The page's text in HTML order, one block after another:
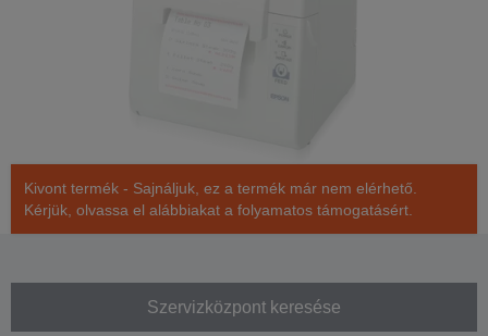
Kivont termék - Sajnáljuk, ez a termék már nem elérhető.
Kérjük, olvassa el alábbiakat a folyamatos támogatásért.
Szervizközpont keresése